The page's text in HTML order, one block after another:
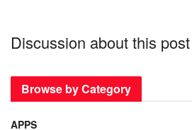
Discussion about this post
Browse by Category
APPS